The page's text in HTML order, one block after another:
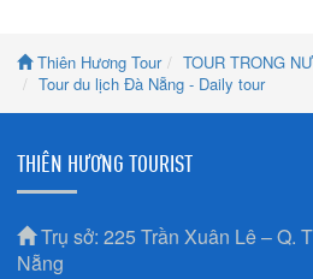
Thiên Hương Tour
TOUR TRONG
Tour du lịch Đà Nẵng - Daily tour
THIÊN HƯƠNG TOURIST
Trụ sở: 225 Trần Xuân Lê – Q.
Nẵng